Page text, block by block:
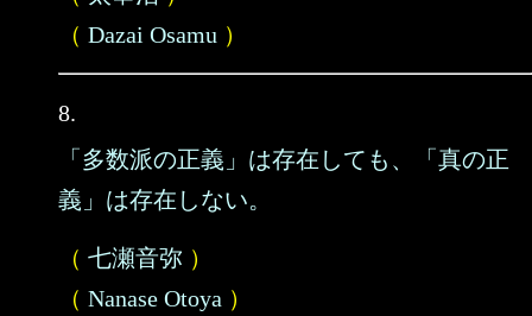
（ Dazai Osamu ）
8.
「多数派の正義」は存在しても、「真の正
義」は存在しない。
（ 七瀬音弥 ）
（ Nanase Otoya ）